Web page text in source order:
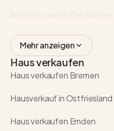
Mehr anzeigen
Haus verkaufen
Haus verkaufen Bremen
Hausverkauf in Ostfriesland
Haus verkaufen Emden